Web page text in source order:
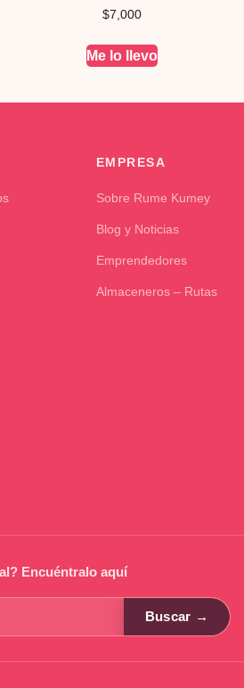
$7,000
Me lo llevo
EMPRESA
Sobre Rume Kumey
Blog y Noticias
Emprendedores
Almaceneros – Rutas
Encuéntralo aquí
Buscar →